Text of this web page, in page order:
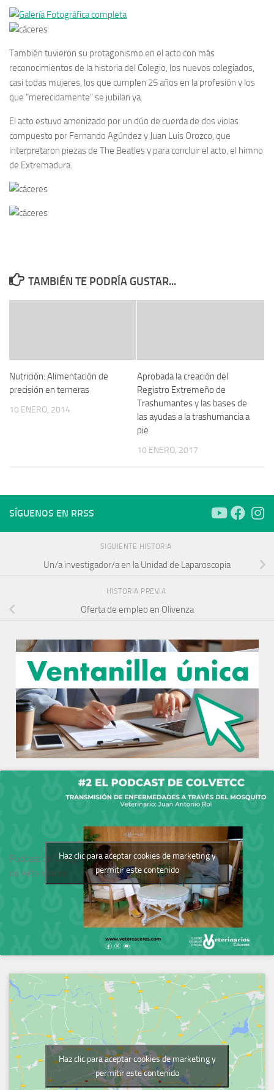
También tuvieron su protagonismo en el acto con más
reconocimientos de la historia del Colegio, los nuevos colegiados,
casi todas mujeres, los que cumplen 25 años en la profesión y los
que “merecidamente” se jubilan ya.
El acto estuvo amenizado por un dúo de cuerda de dos violas
compuesto por Fernando Agúndez y Juan Luis Orozco, que
interpretaron piezas de The Beatles y para concluir el acto, el himno
de Extremadura.
TAMBIÉN TE PODRÍA GUSTAR...
Nutrición: Alimentación de
precisión en terneras
10 ENERO, 2014
Aprobada la creación del
Registro Extremeño de
Trashumantes y las bases de
las ayudas a la trashumancia a
pie
10 ENERO, 2017
SÍGUENOS EN RRSS
SIGUIENTE HISTORIA
Un/a investigador/a en la Unidad de Laparoscopia
HISTORIA PREVIA
Oferta de empleo en Olivenza
Podcast del Colegio
de Veterinarios
Haz clic para aceptar cookies de marketing y
permitir este contenido
Haz clic para aceptar cookies de marketing y
permitir este contenido